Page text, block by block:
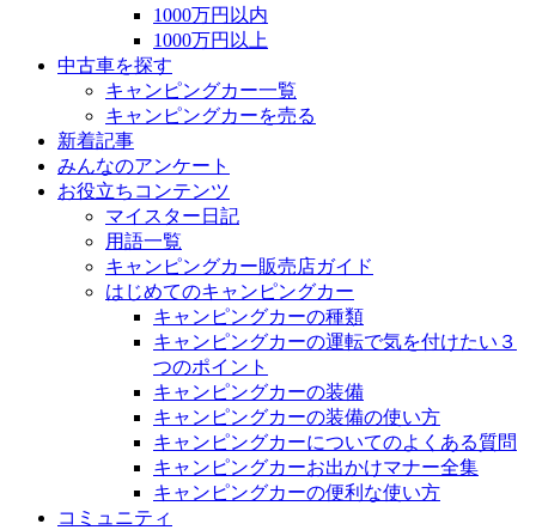
1000万円以内
1000万円以上
中古車を探す
キャンピングカー一覧
キャンピングカーを売る
新着記事
みんなのアンケート
お役立ちコンテンツ
マイスター日記
用語一覧
キャンピングカー販売店ガイド
はじめてのキャンピングカー
キャンピングカーの種類
キャンピングカーの運転で気を付けたい３
つのポイント
キャンピングカーの装備
キャンピングカーの装備の使い方
キャンピングカーについてのよくある質問
キャンピングカーお出かけマナー全集
キャンピングカーの便利な使い方
コミュニティ